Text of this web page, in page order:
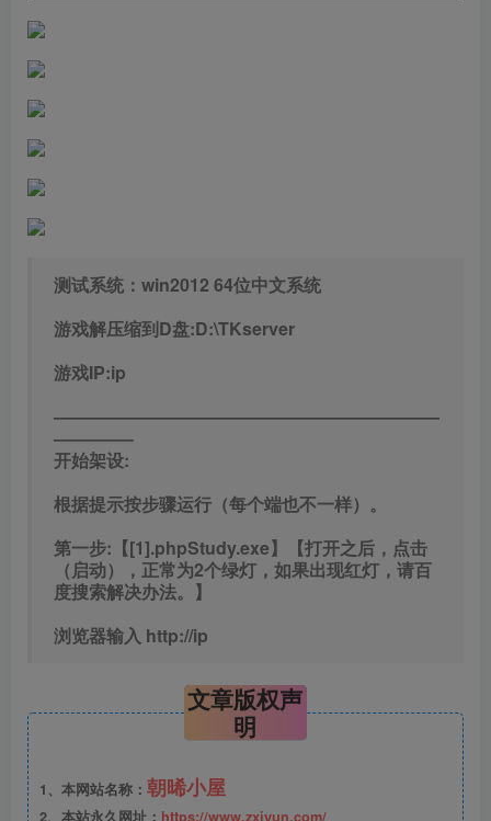
测试系统：win2012 64位中文系统
游戏解压缩到D盘:D:\TKserver
游戏IP:ip
——————————————————————
————–
开始架设:
根据提示按步骤运行（每个端也不一样）。
第一步:【[1].phpStudy.exe】【打开之后，点击
（启动），正常为2个绿灯，如果出现红灯，请百
度搜索解决办法。】
浏览器输入 http://ip
文章版权声
明
1、本网站名称： 朝晞小屋
2、本站永久网址： https://www.zxiyun.com/